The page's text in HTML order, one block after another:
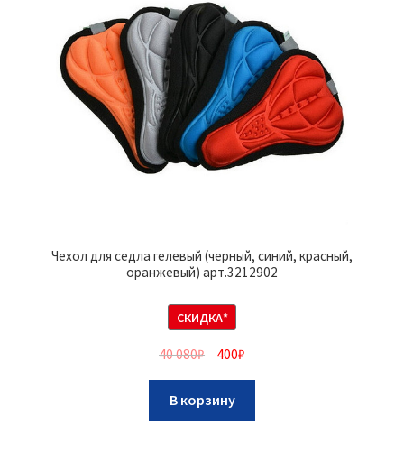
Чехол для седла гелевый (черный, синий, красный,
оранжевый) арт.3212902
СКИДКА*
40 080₽ 400₽
В корзину